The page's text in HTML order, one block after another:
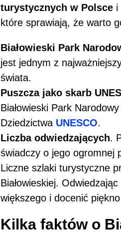
turystycznych w Polsce i
które sprawiają, że warto
Białowieski Park
jest jednym z
świata.
Puszcza jako skarb
Białowieski Park
Dziedzictwa UNESCO.
Liczba odwiedzających.
świadczy o jego ogromnej
Liczne szlaki turystyczne
Białowieskiej.
większego i docenić
Kilka faktów o